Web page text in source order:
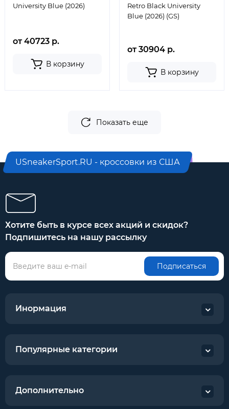
University Blue (2026)
от 40723 р.
В корзину
Retro Black University
Blue (2026) (GS)
от 30904 р.
В корзину
Показать еще
USneakerSport.RU - кроссовки из США
Хотите быть в курсе всех акций и скидок?
Подпишитесь на нашу рассылку
Подписаться
Инормация
Популярные категории
Дополнительно